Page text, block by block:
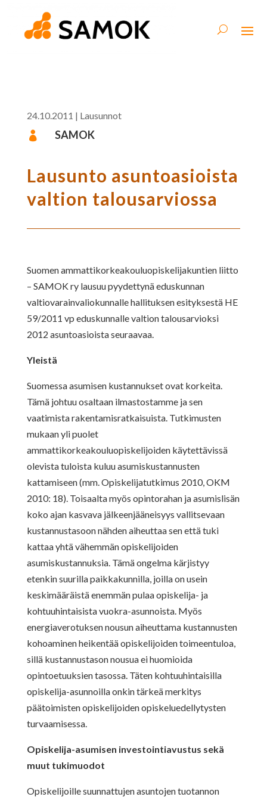
24.10.2011 | Lausunnot
 SAMOK
Lausunto asuntoasioista
valtion talousarviossa
Suomen ammattikorkeakouluopiskelijakuntien liitto
– SAMOK ry lausuu pyydettynä eduskunnan
valtiovarainvaliokunnalle hallituksen esityksestä HE
59/2011 vp eduskunnalle valtion talousarvioksi
2012 asuntoasioista seuraavaa.
Yleistä
Suomessa asumisen kustannukset ovat korkeita.
Tämä johtuu osaltaan ilmastostamme ja sen
vaatimista rakentamisratkaisuista. Tutkimusten
mukaan yli puolet
ammattikorkeakouluopiskelijoiden käytettävissä
olevista tuloista kuluu asumiskustannusten
kattamiseen (mm. Opiskelijatutkimus 2010, OKM
2010: 18). Toisaalta myös opintorahan ja asumislisän
koko ajan kasvava jälkeenjääneisyys vallitsevaan
kustannustasoon nähden aiheuttaa sen että tuki
kattaa yhtä vähemmän opiskelijoiden
asumiskustannuksia. Tämä ongelma kärjistyy
etenkin suurilla paikkakunnilla, joilla on usein
keskimääräistä enemmän pulaa opiskelija- ja
kohtuuhintaisista vuokra-asunnoista. Myös
energiaverotuksen nousun aiheuttama kustannusten
kohoaminen heikentää opiskelijoiden toimeentuloa,
sillä kustannustason nousua ei huomioida
opintoetuuksien tasossa. Täten kohtuuhintaisilla
opiskelija-asunnoilla onkin tärkeä merkitys
päätoimisten opiskelijoiden opiskeluedellytysten
turvaamisessa.
Opiskelija-asumisen investointiavustus sekä
muut tukimuodot
Opiskelijoille suunnattujen asuntojen tuotannon